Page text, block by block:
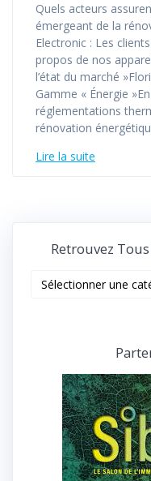
Quels acteurs
émergeant de la
Electronic : Les
propos de nos
l’état du marché
Gamme « Énergie
réglementations
rénovation
Lire la suite
Retrouvez